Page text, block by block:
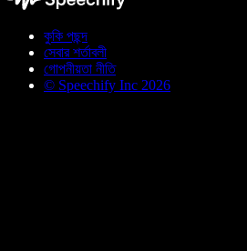
কুকি পছন্দ
সেবার শর্তাবলী
গোপনীয়তা নীতি
© Speechify Inc 2026